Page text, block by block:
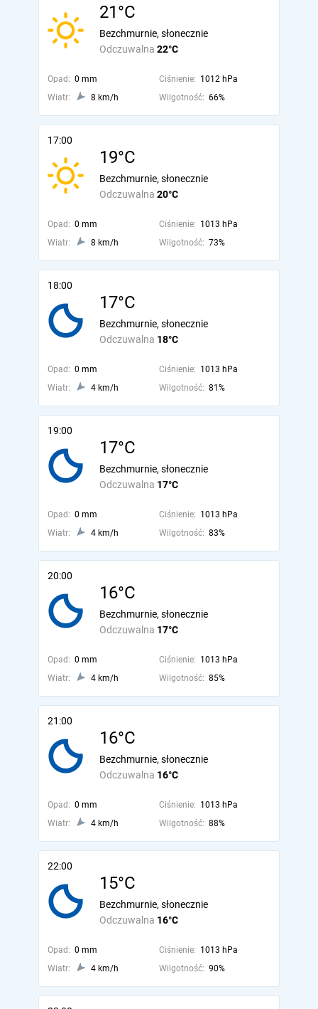
21°C
Odczuwalna 22°C
Bezchmurnie, słonecznie
Opad: 0 mm Ciśnienie: 1012 hPa
Wiatr:
8 km/h Wilgotność: 66%
17:00
19°C
Odczuwalna 20°C
Bezchmurnie, słonecznie
Opad: 0 mm Ciśnienie: 1013 hPa
Wiatr:
8 km/h Wilgotność: 73%
18:00
17°C
Odczuwalna 18°C
Bezchmurnie, słonecznie
Opad: 0 mm Ciśnienie: 1013 hPa
Wiatr:
4 km/h Wilgotność: 81%
19:00
17°C
Odczuwalna 17°C
Bezchmurnie, słonecznie
Opad: 0 mm Ciśnienie: 1013 hPa
Wiatr:
4 km/h Wilgotność: 83%
20:00
16°C
Odczuwalna 17°C
Bezchmurnie, słonecznie
Opad: 0 mm Ciśnienie: 1013 hPa
Wiatr:
4 km/h Wilgotność: 85%
21:00
16°C
Odczuwalna 16°C
Bezchmurnie, słonecznie
Opad: 0 mm Ciśnienie: 1013 hPa
Wiatr:
4 km/h Wilgotność: 88%
22:00
15°C
Odczuwalna 16°C
Bezchmurnie, słonecznie
Opad: 0 mm Ciśnienie: 1013 hPa
Wiatr:
4 km/h Wilgotność: 90%